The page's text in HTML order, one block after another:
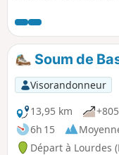
rude ascension, on
l'Isarce et une crête
Hautes-Pyrénées et
modeste sommet du
des locaux, ce
Soum de
Visorandonneur
13,95 km
6h 15
Départ à Lourdes